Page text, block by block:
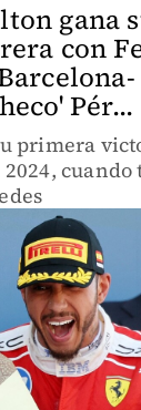
gana
con
Pér...
primera
2024,